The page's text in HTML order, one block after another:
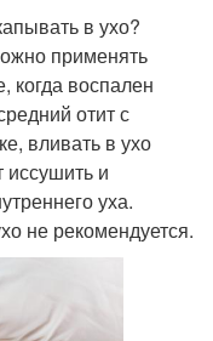
в ухо?
применять
когда воспален
отит с
вливать в ухо
иссушить и
уха.
не рекомендуется.